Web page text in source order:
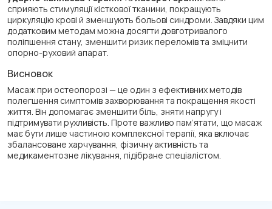
сприяють стимуляції кісткової тканини, покращують
циркуляцію крові й зменшують больові синдроми. Завдяки цим
додатковим методам можна досягти довготривалого
поліпшення стану, зменшити ризик переломів та зміцнити
опорно-руховий апарат.
Висновок
Масаж при остеопорозі — це один з ефективних методів
полегшення симптомів захворювання та покращення якості
життя. Він допомагає зменшити біль, зняти напругу і
підтримувати рухливість. Проте важливо пам’ятати, що масаж
має бути лише частиною комплексної терапії, яка включає
збалансоване харчування, фізичну активність та
медикаментозне лікування, підібране спеціалістом.